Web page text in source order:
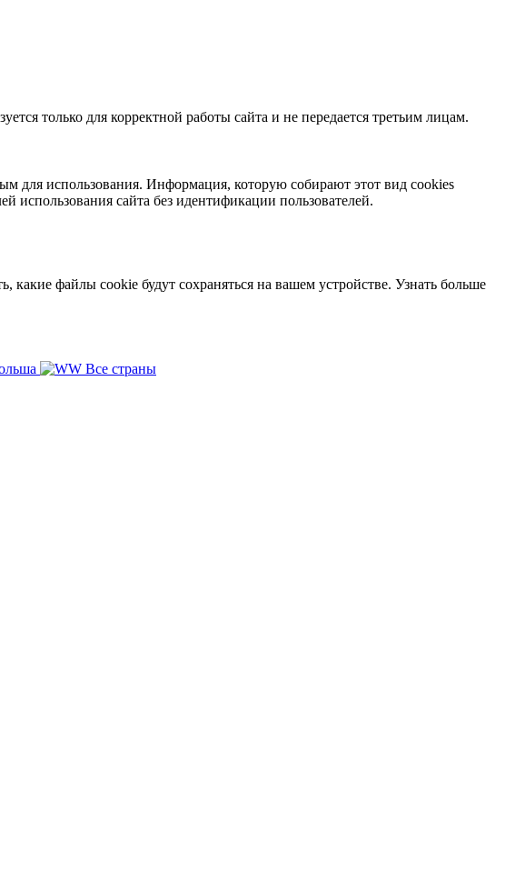
только для корректной работы сайта и не передается третьим лицам.
для использования. Информация, которую собирают этот вид cookies
использования сайта без идентификации пользователей.
файлы cookie будут сохраняться на вашем устройстве. Узнать больше
Все страны